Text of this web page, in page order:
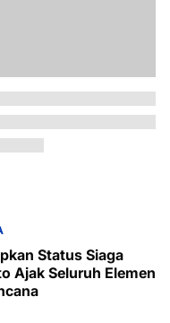
Status Siaga
Ajak Seluruh Elemen